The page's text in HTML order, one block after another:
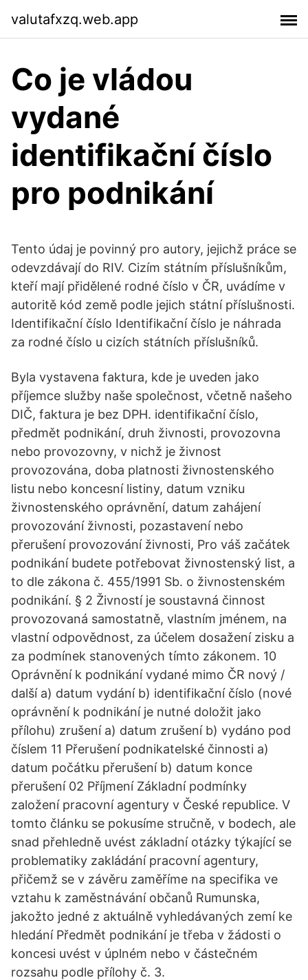
valutafxzq.web.app
Co je vládou
vydané
identifikační číslo
pro podnikání
Tento údaj je povinný pro autory, jejichž práce se
odevzdávají do RIV. Cizím státním příslušníkům,
kteří mají přidělené rodné číslo v ČR, uvádíme v
autoritě kód země podle jejich státní příslušnosti.
Identifikační číslo Identifikační číslo je náhrada
za rodné číslo u cizích státních příslušníků.
Byla vystavena faktura, kde je uveden jako
příjemce služby naše společnost, včetně našeho
DIČ, faktura je bez DPH. identifikační číslo,
předmět podnikání, druh živnosti, provozovna
nebo provozovny, v nichž je živnost
provozována, doba platnosti živnostenského
listu nebo koncesní listiny, datum vzniku
živnostenského oprávnění, datum zahájení
provozování živnosti, pozastavení nebo
přerušení provozování živnosti, Pro váš začátek
podnikání budete potřebovat živnostenský list, a
to dle zákona č. 455/1991 Sb. o živnostenském
podnikání. § 2 Živností je soustavná činnost
provozovaná samostatně, vlastním jménem, na
vlastní odpovědnost, za účelem dosažení zisku a
za podmínek stanovených tímto zákonem. 10
Oprávnění k podnikání vydané mimo ČR nový /
další a) datum vydání b) identifikační číslo (nové
oprávnění k podnikání je nutné doložit jako
přílohu) zrušení a) datum zrušení b) vydáno pod
číslem 11 Přerušení podnikatelské činnosti a)
datum počátku přerušení b) datum konce
přerušení 02 Příjmení Základní podmínky
založení pracovní agentury v České republice. V
tomto článku se pokusíme stručně, v bodech, ale
snad přehledně uvést základní otázky týkající se
problematiky zakládání pracovní agentury,
přičemž se v závěru zaměříme na specifika ve
vztahu k zaměstnávání občanů Rumunska,
jakožto jedné z aktuálně vyhledávaných zemí ke
hledání Předmět podnikání je třeba v žádosti o
koncesi uvést v úplném nebo v částečném
rozsahu podle přílohy č. 3.